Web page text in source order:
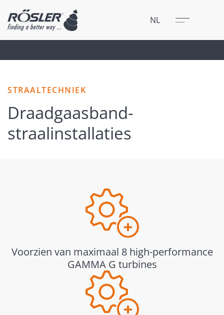
NL Menu
Sluit
STRAALTECHNIEK
Draadgaasband-
straalinstallaties
Voorzien van maximaal 8 high-performance
GAMMA G turbines